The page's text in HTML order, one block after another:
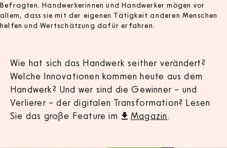
Befragten. Handwerkerinnen und Handwerker mögen vor
allem, dass sie mit der eigenen Tätigkeit anderen Menschen
helfen und Wertschätzung dafür erfahren.
Wie hat sich das Handwerk seither verändert?
Welche Innovationen kommen heute aus dem
Handwerk? Und wer sind die Gewinner – und
Verlierer – der digitalen Transformation? Lesen
Sie das große Feature im
Magazin.